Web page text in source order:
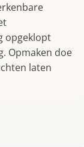
opgeklopt
Opmaken doe
laten